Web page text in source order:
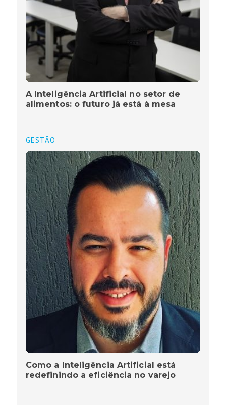
A Inteligência Artificial no setor de
alimentos: o futuro já está à mesa
GESTÃO
Como a Inteligência Artificial está
redefinindo a eficiência no varejo